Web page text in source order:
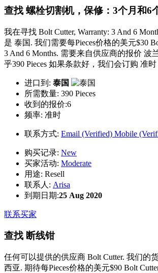
查找 螺栓切割机，保修：3个月和6
我在寻找 Bolt Cutter, Warranty: 3 And 6
是 泰国. 我们需要每Pieces价格的美元$30
3 And 6 Months. 需要来自供应商的报价 波
乎390 Pieces 如果条款好，我们会订购 准
进口到: 泰国
所需数量: 390 Pieces
收到的报价:6
频率: 准时
联系方式: Email (Verified) Mobile
购买记录: New
买家活动: Moderate
用途: Resell
联系人: Arisa
到期日期:25 Aug 2020
联系买家
查找 断线钳
任何可以提供的供应商 Bolt Cutter. 我们的
西亚. 期待每Pieces价格的美元$90 Bolt